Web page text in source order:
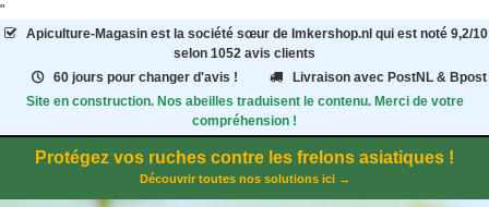
"
Apiculture-Magasinest la société sœur de Imkershop.nl qui est noté 9,2/10
selon 1052 avis clients
60 jours pour changer d'avis !
Livraison avec PostNL & Bpost
Site en construction. Nos abeilles traduisent le contenu. Merci de votre
compréhension !
Protégez vos ruches contre les frelons asiatiques !
Découvrir toutes nos solutions ici →